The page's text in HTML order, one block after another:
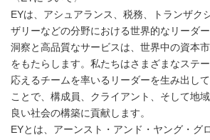
EYは、アシュアランス、税務、トランザク
ザリーなどの分野における世界的なリーダ
洞察と高品質なサービスは、世界中の資本
をもたらします。私たちはさまざまなステ
応えるチームを率いるリーダーを生み出し
ことで、構成員、クライアント、そして地
良い社会の構築に貢献します。
EYとは、アーンスト・アンド・ヤング・グ